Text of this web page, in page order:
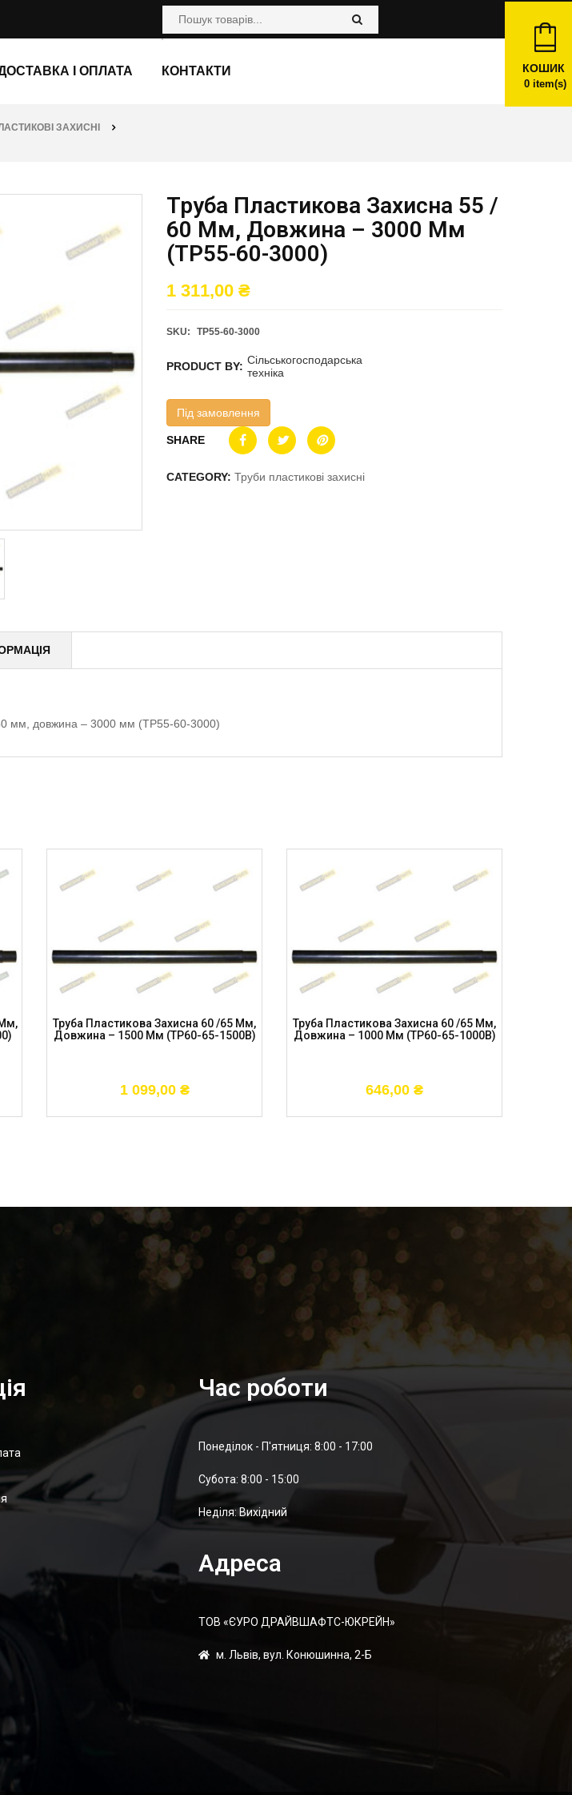
І ОПЛАТА КОНТАКТИ КОШИК
0item(s)
ЗАХИСНІ
Труба Пластикова Захисна 55 /
60 Мм, Довжина – 3000 Мм
(TP55-60-3000)
1 311,00 ₴
SKU: TP55-60-3000
PRODUCT BY: Сільськогосподарська
техніка
Під замовлення
SHARE
CATEGORY: Труби пластикові захисні
мм, довжина – 3000 мм (TP55-60-3000)
Труба Пластикова Захисна 60 /65 Мм,
Довжина – 1500 Мм (TP60-65-1500B)
1 099,00 ₴
Труба Пластикова Захисна 60 /65 Мм,
Довжина – 1000 Мм (TP60-65-1000B)
646,00 ₴
Час роботи
Понеділок - П'ятниця: 8:00 - 17:00
Суботa: 8:00 - 15:00
Неділя: Вихідний
Адреса
ТОВ «ЄУРО ДРАЙВШАФТC-ЮКРЕЙН»
м. Львів, вул. Конюшинна, 2-Б